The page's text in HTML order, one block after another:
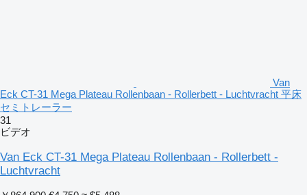
Van
Eck CT-31 Mega Plateau Rollenbaan - Rollerbett - Luchtvracht 平床
セミトレーラー
31
ビデオ
Van Eck CT-31 Mega Plateau Rollenbaan - Rollerbett -
Luchtvracht